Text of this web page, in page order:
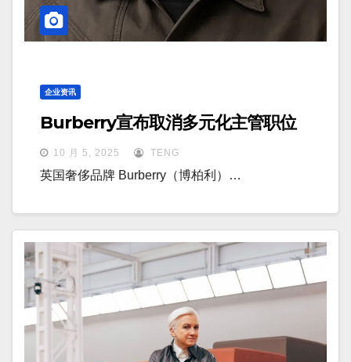
企业资讯
Burberry宣布取消多元化主管职位
10 月 5, 2025 TENG
英国奢侈品牌 Burberry（博柏利）…